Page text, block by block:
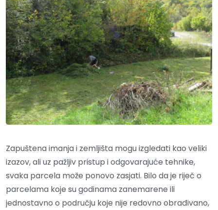
Zapuštena imanja i zemljišta mogu izgledati kao veliki
izazov, ali uz pažljiv pristup i odgovarajuće tehnike,
svaka parcela može ponovo zasjati. Bilo da je riječ o
parcelama koje su godinama zanemarene ili
jednostavno o području koje nije redovno obrađivano,